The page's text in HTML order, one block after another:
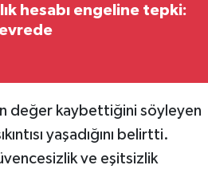
hesabı engeline tepki:
değer kaybettiğini söyleyen
yaşadığını belirtti.
ve eşitsizlik